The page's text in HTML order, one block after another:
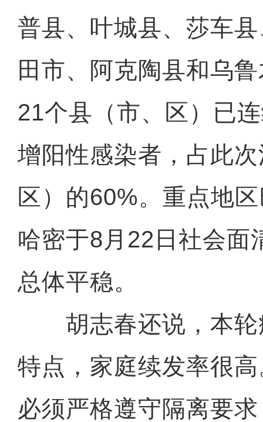
普县、叶城县、莎车
田市、阿克陶县和乌
21个县（市、区）已
增阳性感染者，占此
区）的60%。重点地
哈密于8月22日社会面
总体平稳。
胡志春还说，本轮
特点，家庭续发率很
必须严格遵守隔离要